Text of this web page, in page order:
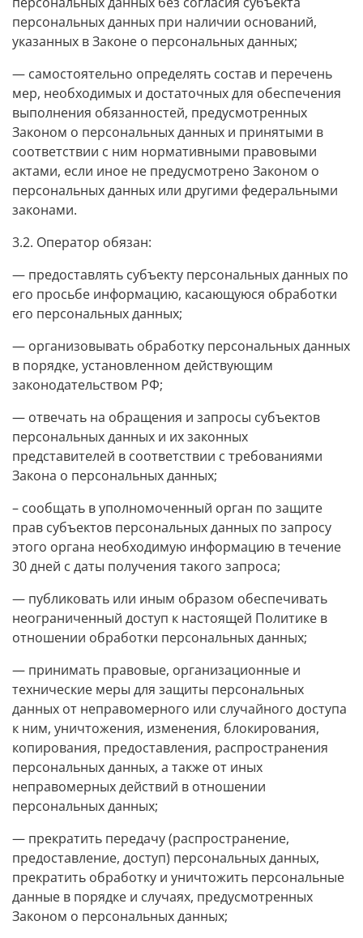
персональных данных при наличии оснований,
указанных в Законе о персональных данных;
— самостоятельно определять состав и перечень
мер, необходимых и достаточных для обеспечения
выполнения обязанностей, предусмотренных
Законом о персональных данных и принятыми в
соответствии с ним нормативными правовыми
актами, если иное не предусмотрено Законом о
персональных данных или другими федеральными
законами.
3.2. Оператор обязан:
— предоставлять субъекту персональных данных по
его просьбе информацию, касающуюся обработки
его персональных данных;
— организовывать обработку персональных данных
в порядке, установленном действующим
законодательством РФ;
— отвечать на обращения и запросы субъектов
персональных данных и их законных
представителей в соответствии с требованиями
Закона о персональных данных;
– сообщать в уполномоченный орган по защите
прав субъектов персональных данных по запросу
этого органа необходимую информацию в течение
30 дней с даты получения такого запроса;
— публиковать или иным образом обеспечивать
неограниченный доступ к настоящей Политике в
отношении обработки персональных данных;
— принимать правовые, организационные и
технические меры для защиты персональных
данных от неправомерного или случайного доступа
к ним, уничтожения, изменения, блокирования,
копирования, предоставления, распространения
персональных данных, а также от иных
неправомерных действий в отношении
персональных данных;
— прекратить передачу (распространение,
предоставление, доступ) персональных данных,
прекратить обработку и уничтожить персональные
данные в порядке и случаях, предусмотренных
Законом о персональных данных;